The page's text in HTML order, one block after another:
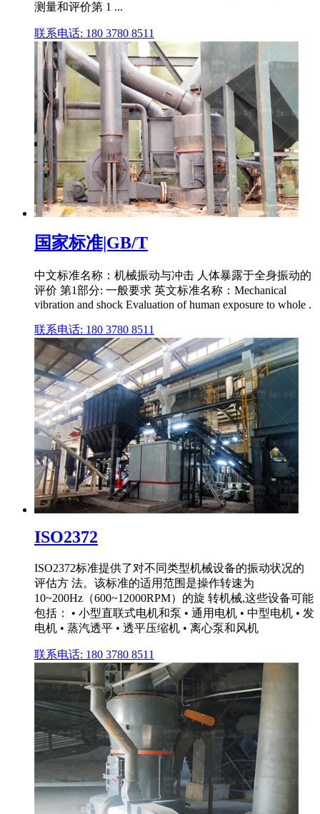
测量和评价第 1 ...
联系电话: 180 3780 8511
国家标准|GB/T
中文标准名称：机械振动与冲击 人体暴露于全身振动的
评价 第1部分: 一般要求 英文标准名称：Mechanical
vibration and shock Evaluation of human exposure to whole .
联系电话: 180 3780 8511
ISO2372
ISO2372标准提供了对不同类型机械设备的振动状况的
评估方 法。该标准的适用范围是操作转速为
10~200Hz（600~12000RPM）的旋 转机械,这些设备可能
包括： • 小型直联式电机和泵 • 通用电机 • 中型电机 • 发
电机 • 蒸汽透平 • 透平压缩机 • 离心泵和风机
联系电话: 180 3780 8511